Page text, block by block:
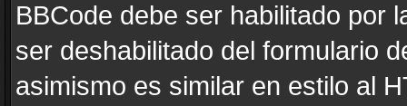
BBCode debe ser habilitado por
ser deshabilitado del formulario
asimismo es similar en estilo al